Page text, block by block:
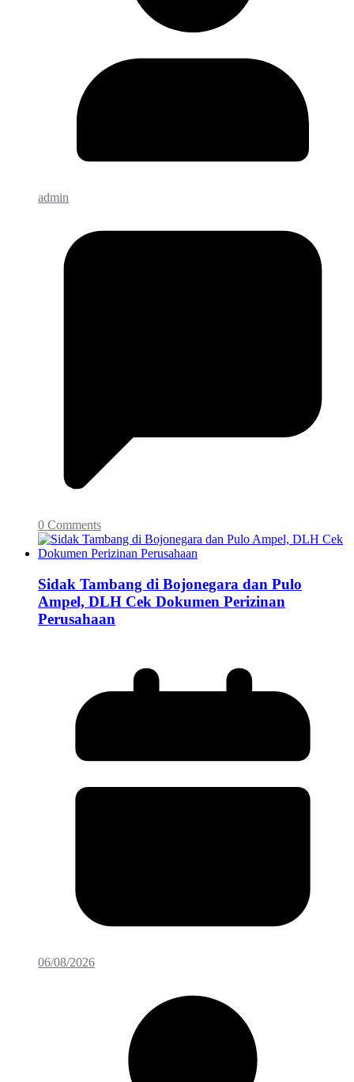
admin
0 Comments
Sidak Tambang di Bojonegara dan Pulo
Ampel, DLH Cek Dokumen Perizinan
Perusahaan
06/08/2026